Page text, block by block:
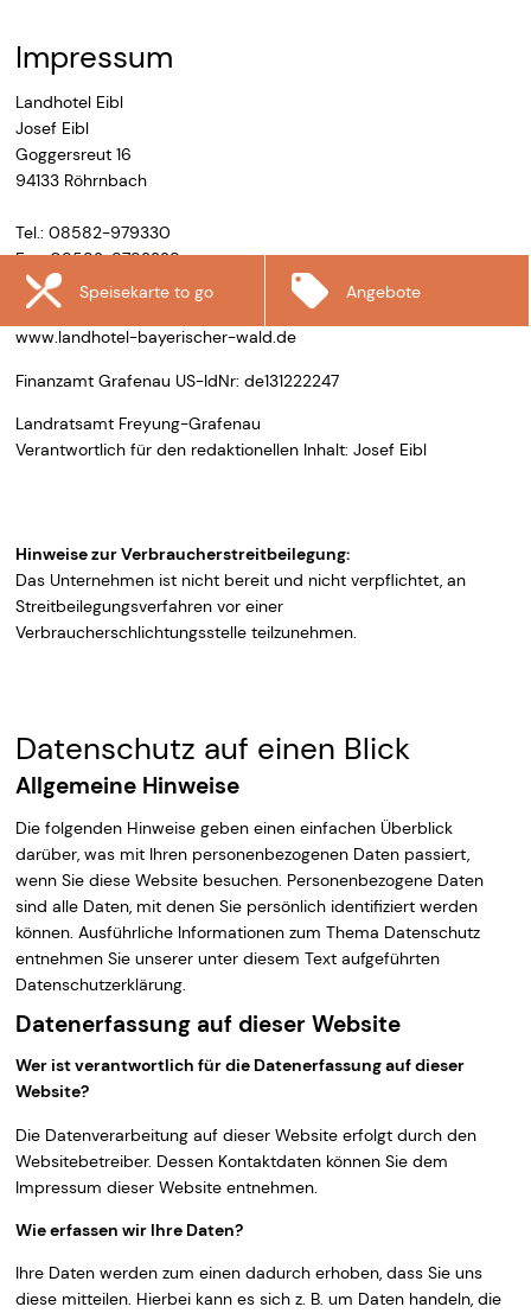
Speisekarte to go Angebote
Impressum
Landhotel Eibl
Josef Eibl
Goggersreut 16
94133 Röhrnbach
Tel.: 08582-979330
Fax: 08582-9793329
info@landhotel-bayerischer-wald.de
www.landhotel-bayerischer-wald.de
Finanzamt Grafenau US-IdNr: de131222247
Landratsamt Freyung-Grafenau
Verantwortlich für den redaktionellen Inhalt: Josef Eibl
Hinweise zur Verbraucherstreitbeilegung:
Das Unternehmen ist nicht bereit und nicht verpflichtet, an
Streitbeilegungsverfahren vor einer
Verbraucherschlichtungsstelle teilzunehmen.
Datenschutz auf einen Blick
Allgemeine Hinweise
Die folgenden Hinweise geben einen einfachen Überblick
darüber, was mit Ihren personenbezogenen Daten passiert,
wenn Sie diese Website besuchen. Personenbezogene Daten
sind alle Daten, mit denen Sie persönlich identifiziert werden
können. Ausführliche Informationen zum Thema Datenschutz
entnehmen Sie unserer unter diesem Text aufgeführten
Datenschutzerklärung.
Datenerfassung auf dieser Website
Wer ist verantwortlich für die Datenerfassung auf dieser
Website?
Die Datenverarbeitung auf dieser Website erfolgt durch den
Websitebetreiber. Dessen Kontaktdaten können Sie dem
Impressum dieser Website entnehmen.
Wie erfassen wir Ihre Daten?
Ihre Daten werden zum einen dadurch erhoben, dass Sie uns
diese mitteilen. Hierbei kann es sich z. B. um Daten handeln, die